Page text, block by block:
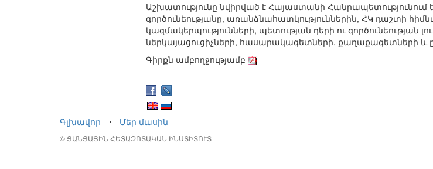
Աշխատությունը նվիրված է Հայաստանի
գործունեությանը, առանձնահատկություններին, ՀԿ դաշտի
կազմակերպությունների, պետության դերի ու
ներկայացուցիչների, հասարակագետների, քաղաքագետների և
Գիրքն ամբողջությամբ
Գլխավոր ⋅ Մեր մասին
© ՑԱՆՑԱՅԻՆ ՀԵՏԱԶՈՏԱԿԱՆ ԻՆՍՏԻՏՈՒՏ